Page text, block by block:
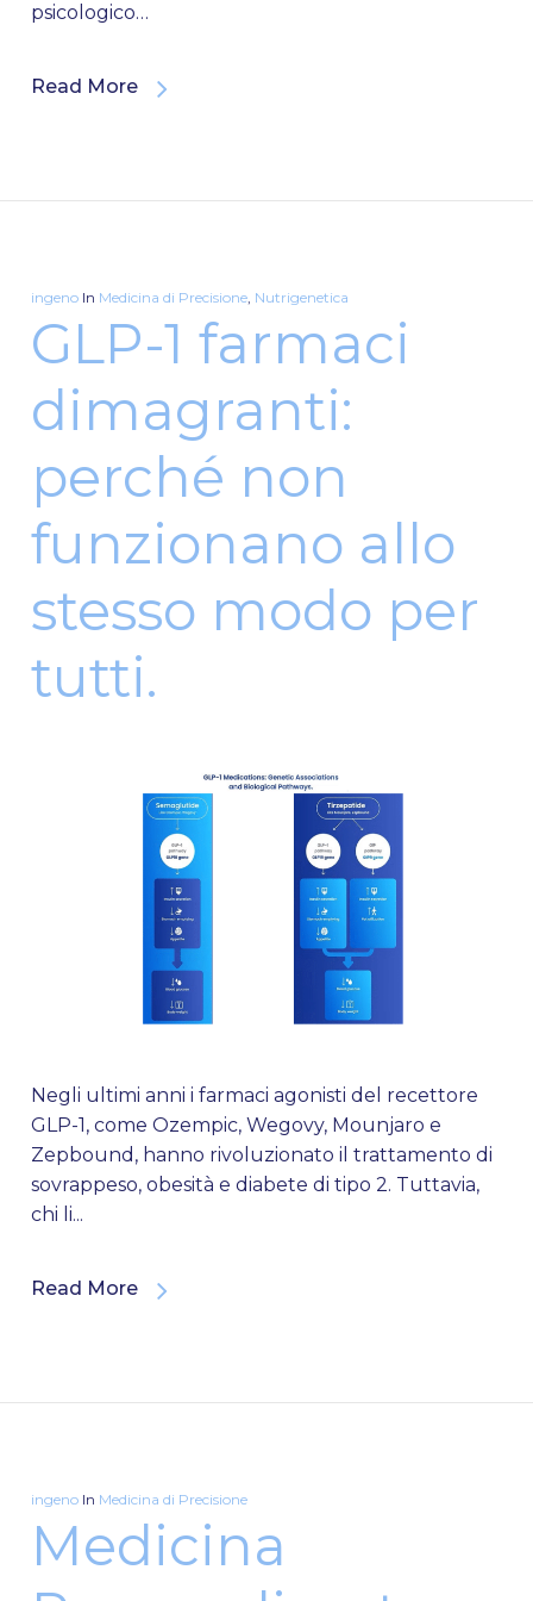
psicologico…
Read More
ingeno In Medicina di Precisione, Nutrigenetica
GLP-1 farmaci
dimagranti:
perché non
funzionano allo
stesso modo per
tutti.
Negli ultimi anni i farmaci agonisti del recettore
GLP-1, come Ozempic, Wegovy, Mounjaro e
Zepbound, hanno rivoluzionato il trattamento di
sovrappeso, obesità e diabete di tipo 2. Tuttavia,
chi li...
Read More
ingeno In Medicina di Precisione
Medicina